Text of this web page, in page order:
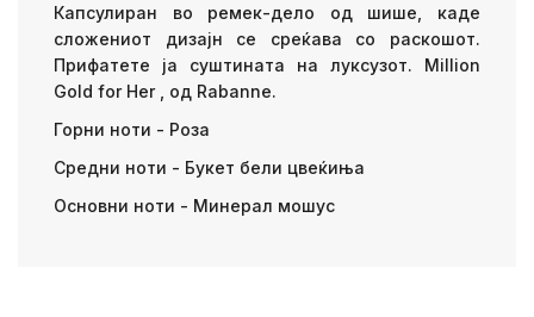
Капсулиран во ремек-дело од шише, каде
сложениот дизајн се среќава со раскошот.
Прифатете ја суштината на луксузот. Million
Gold for Her , од Rabanne.
Горни ноти - Роза
Средни ноти - Букет бели цвеќиња
Основни ноти - Минерал мошус